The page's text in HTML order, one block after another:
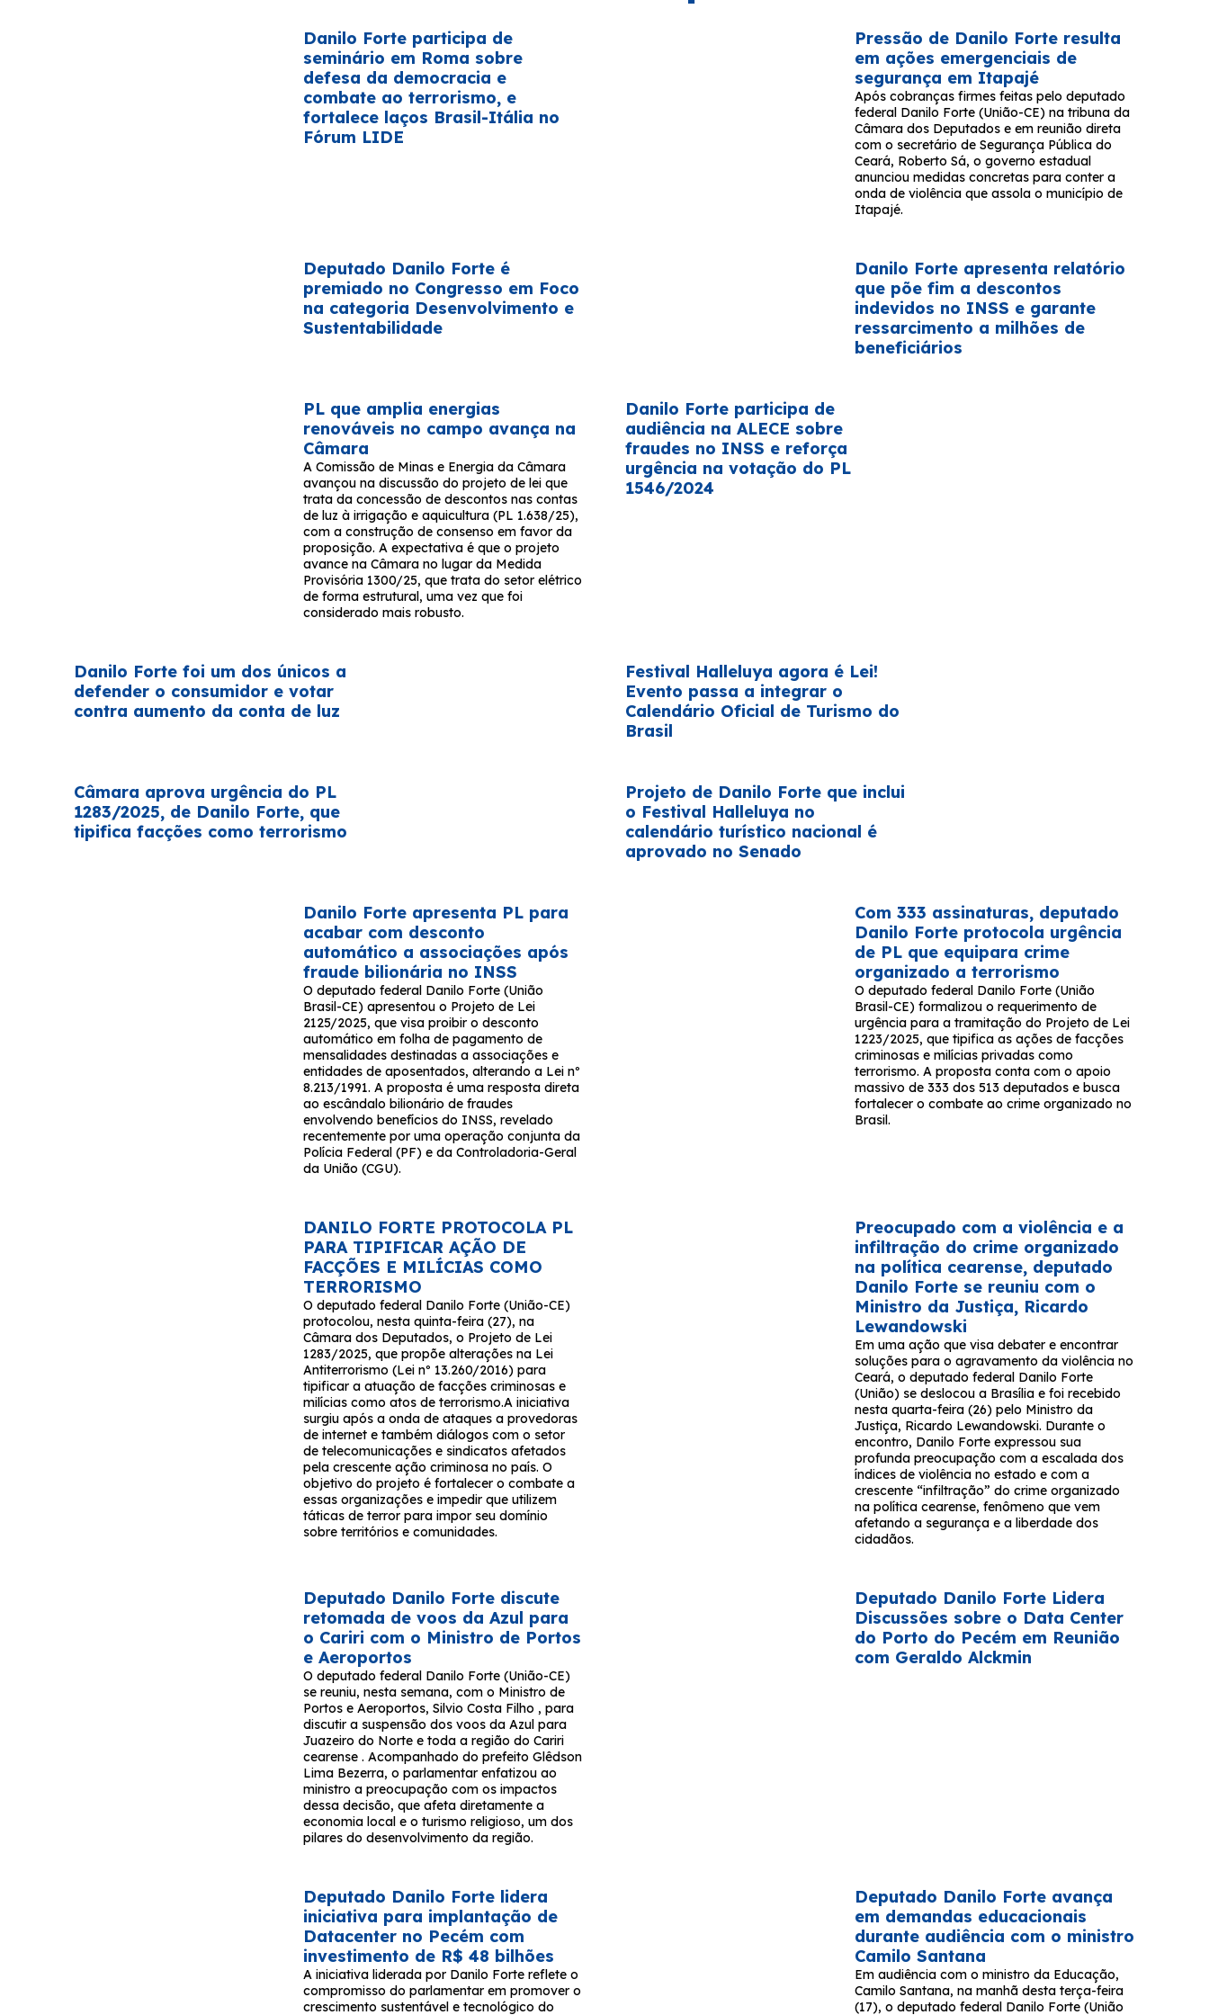
Danilo Forte participa de
seminário em Roma sobre
defesa da democracia e
combate ao terrorismo, e
fortalece laços Brasil-Itália no
Fórum LIDE
Pressão de Danilo Forte resulta
em ações emergenciais de
segurança em Itapajé
Após cobranças firmes feitas pelo deputado
federal Danilo Forte (União-CE) na tribuna da
Câmara dos Deputados e em reunião direta
com o secretário de Segurança Pública do
Ceará, Roberto Sá, o governo estadual
anunciou medidas concretas para conter a
onda de violência que assola o município de
Itapajé.
Deputado Danilo Forte é
premiado no Congresso em Foco
na categoria Desenvolvimento e
Sustentabilidade
Danilo Forte apresenta relatório
que põe fim a descontos
indevidos no INSS e garante
ressarcimento a milhões de
beneficiários
PL que amplia energias
renováveis no campo avança na
Câmara
A Comissão de Minas e Energia da Câmara
avançou na discussão do projeto de lei que
trata da concessão de descontos nas contas
de luz à irrigação e aquicultura (PL 1.638/25),
com a construção de consenso em favor da
proposição. A expectativa é que o projeto
avance na Câmara no lugar da Medida
Provisória 1300/25, que trata do setor elétrico
de forma estrutural, uma vez que foi
considerado mais robusto.
Danilo Forte participa de
audiência na ALECE sobre
fraudes no INSS e reforça
urgência na votação do PL
1546/2024
Danilo Forte foi um dos únicos a
defender o consumidor e votar
contra aumento da conta de luz
Festival Halleluya agora é Lei!
Evento passa a integrar o
Calendário Oficial de Turismo do
Brasil
Câmara aprova urgência do PL
1283/2025, de Danilo Forte, que
tipifica facções como terrorismo
Projeto de Danilo Forte que inclui
o Festival Halleluya no
calendário turístico nacional é
aprovado no Senado
Danilo Forte apresenta PL para
acabar com desconto
automático a associações após
fraude bilionária no INSS
O deputado federal Danilo Forte (União
Brasil-CE) apresentou o Projeto de Lei
2125/2025, que visa proibir o desconto
automático em folha de pagamento de
mensalidades destinadas a associações e
entidades de aposentados, alterando a Lei nº
8.213/1991. A proposta é uma resposta direta
ao escândalo bilionário de fraudes
envolvendo benefícios do INSS, revelado
recentemente por uma operação conjunta da
Polícia Federal (PF) e da Controladoria-Geral
da União (CGU).
Com 333 assinaturas, deputado
Danilo Forte protocola urgência
de PL que equipara crime
organizado a terrorismo
O deputado federal Danilo Forte (União
Brasil-CE) formalizou o requerimento de
urgência para a tramitação do Projeto de Lei
1223/2025, que tipifica as ações de facções
criminosas e milícias privadas como
terrorismo. A proposta conta com o apoio
massivo de 333 dos 513 deputados e busca
fortalecer o combate ao crime organizado no
Brasil.
DANILO FORTE PROTOCOLA PL
PARA TIPIFICAR AÇÃO DE
FACÇÕES E MILÍCIAS COMO
TERRORISMO
O deputado federal Danilo Forte (União-CE)
protocolou, nesta quinta-feira (27), na
Câmara dos Deputados, o Projeto de Lei
1283/2025, que propõe alterações na Lei
Antiterrorismo (Lei nº 13.260/2016) para
tipificar a atuação de facções criminosas e
milícias como atos de terrorismo.A iniciativa
surgiu após a onda de ataques a provedoras
de internet e também diálogos com o setor
de telecomunicações e sindicatos afetados
pela crescente ação criminosa no país. O
objetivo do projeto é fortalecer o combate a
essas organizações e impedir que utilizem
táticas de terror para impor seu domínio
sobre territórios e comunidades.
Preocupado com a violência e a
infiltração do crime organizado
na política cearense, deputado
Danilo Forte se reuniu com o
Ministro da Justiça, Ricardo
Lewandowski
Em uma ação que visa debater e encontrar
soluções para o agravamento da violência no
Ceará, o deputado federal Danilo Forte
(União) se deslocou a Brasília e foi recebido
nesta quarta-feira (26) pelo Ministro da
Justiça, Ricardo Lewandowski. Durante o
encontro, Danilo Forte expressou sua
profunda preocupação com a escalada dos
índices de violência no estado e com a
crescente “infiltração” do crime organizado
na política cearense, fenômeno que vem
afetando a segurança e a liberdade dos
cidadãos.
Deputado Danilo Forte discute
retomada de voos da Azul para
o Cariri com o Ministro de Portos
e Aeroportos
O deputado federal Danilo Forte (União-CE)
se reuniu, nesta semana, com o Ministro de
Portos e Aeroportos, Silvio Costa Filho , para
discutir a suspensão dos voos da Azul para
Juazeiro do Norte e toda a região do Cariri
cearense . Acompanhado do prefeito Glêdson
Lima Bezerra, o parlamentar enfatizou ao
ministro a preocupação com os impactos
dessa decisão, que afeta diretamente a
economia local e o turismo religioso, um dos
pilares do desenvolvimento da região.
Deputado Danilo Forte Lidera
Discussões sobre o Data Center
do Porto do Pecém em Reunião
com Geraldo Alckmin
Deputado Danilo Forte lidera
iniciativa para implantação de
Datacenter no Pecém com
investimento de R$ 48 bilhões
A iniciativa liderada por Danilo Forte reflete o
compromisso do parlamentar em promover o
crescimento sustentável e tecnológico do
Deputado Danilo Forte avança
em demandas educacionais
durante audiência com o ministro
Camilo Santana
Em audiência com o ministro da Educação,
Camilo Santana, na manhã desta terça-feira
(17), o deputado federal Danilo Forte (União